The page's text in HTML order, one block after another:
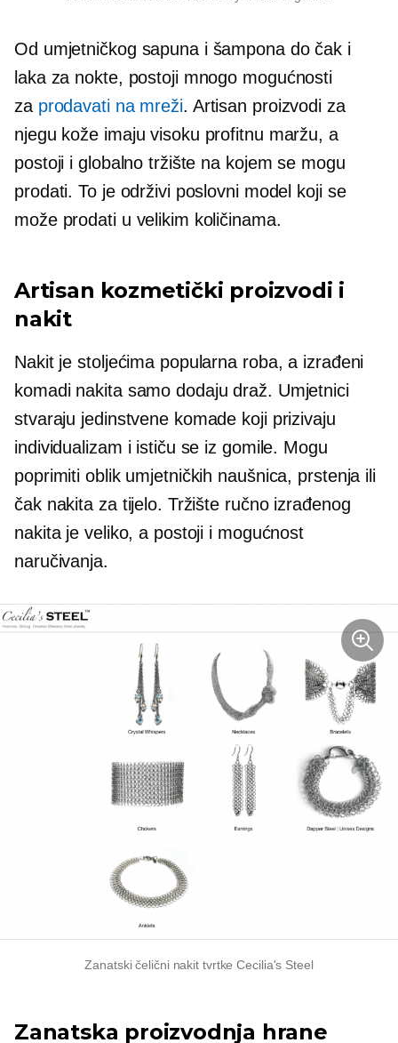
Od umjetničkog sapuna i šampona do čak i
laka za nokte, postoji mnogo mogućnosti
za prodavati na mreži. Artisan proizvodi za
njegu kože imaju visoku profitnu maržu, a
postoji i globalno tržište na kojem se mogu
prodati. To je održivi poslovni model koji se
može prodati u velikim količinama.
Artisan kozmetički proizvodi i
nakit
Nakit je stoljećima popularna roba, a izrađeni
komadi nakita samo dodaju draž. Umjetnici
stvaraju jedinstvene komade koji prizivaju
individualizam i ističu se iz gomile. Mogu
poprimiti oblik umjetničkih naušnica, prstenja ili
čak nakita za tijelo. Tržište ručno izrađenog
nakita je veliko, a postoji i mogućnost
naručivanja.
Zanatski čelični nakit tvrtke Cecilia's Steel
Zanatska proizvodnja hrane